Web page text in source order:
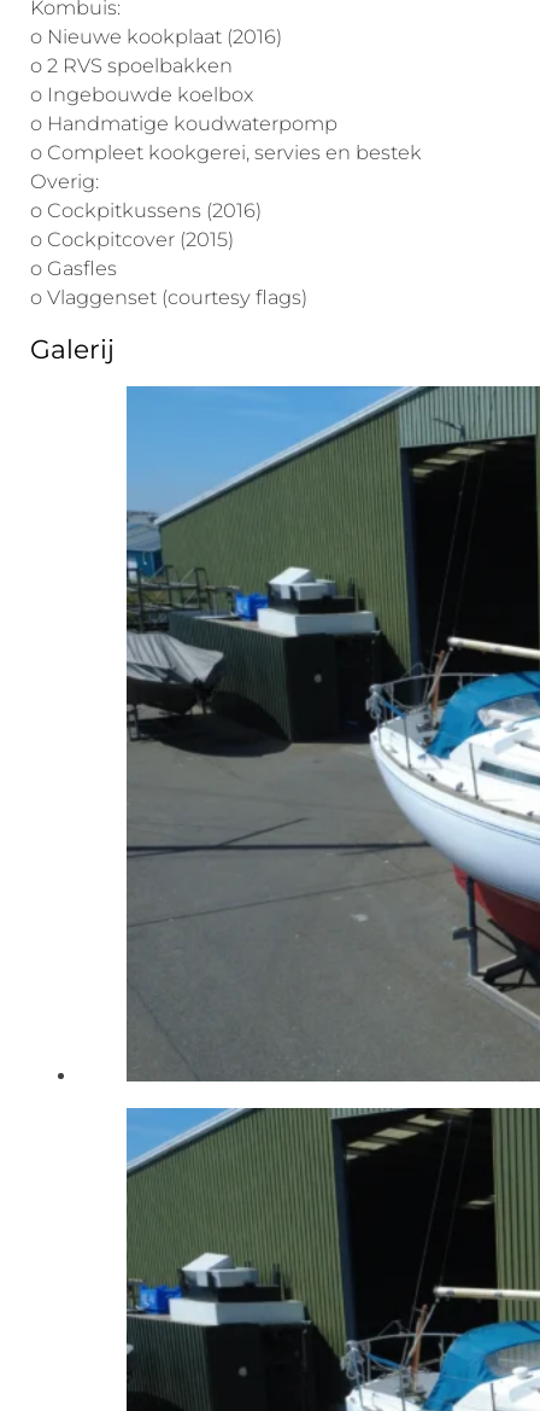
Kombuis:
o Nieuwe kookplaat (2016)
o 2 RVS spoelbakken
o Ingebouwde koelbox
o Handmatige koudwaterpomp
o Compleet kookgerei, servies en bestek
Overig:
o Cockpitkussens (2016)
o Cockpitcover (2015)
o Gasfles
o Vlaggenset (courtesy flags)
Galerij